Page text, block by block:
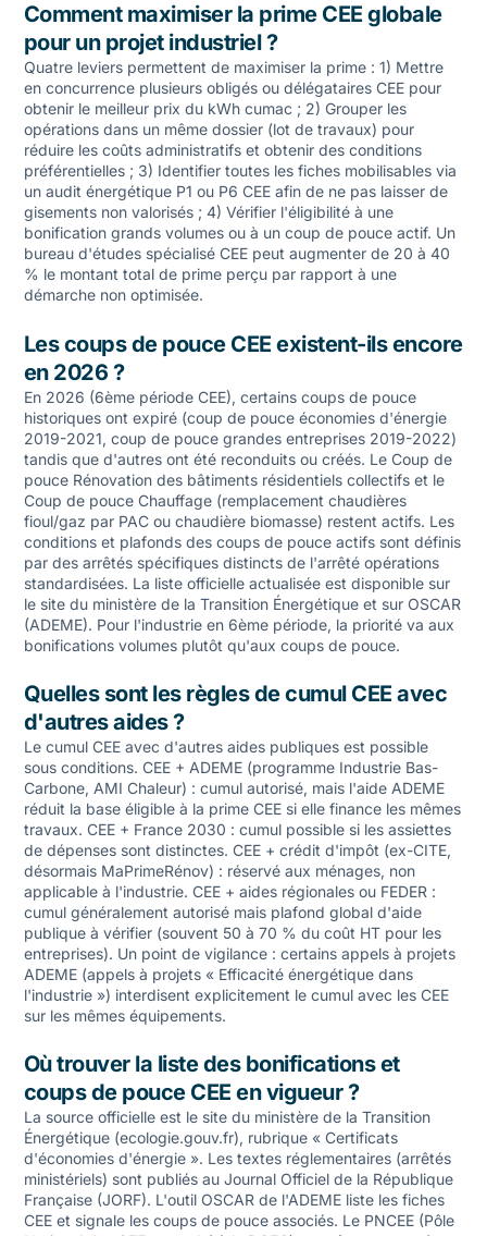
Comment maximiser la prime CEE globale
pour un projet industriel ?
Quatre leviers permettent de maximiser la prime : 1) Mettre
en concurrence plusieurs obligés ou délégataires CEE pour
obtenir le meilleur prix du kWh cumac ; 2) Grouper les
opérations dans un même dossier (lot de travaux) pour
réduire les coûts administratifs et obtenir des conditions
préférentielles ; 3) Identifier toutes les fiches mobilisables via
un audit énergétique P1 ou P6 CEE afin de ne pas laisser de
gisements non valorisés ; 4) Vérifier l'éligibilité à une
bonification grands volumes ou à un coup de pouce actif. Un
bureau d'études spécialisé CEE peut augmenter de 20 à 40
% le montant total de prime perçu par rapport à une
démarche non optimisée.
Les coups de pouce CEE existent-ils encore
en 2026 ?
En 2026 (6ème période CEE), certains coups de pouce
historiques ont expiré (coup de pouce économies d'énergie
2019-2021, coup de pouce grandes entreprises 2019-2022)
tandis que d'autres ont été reconduits ou créés. Le Coup de
pouce Rénovation des bâtiments résidentiels collectifs et le
Coup de pouce Chauffage (remplacement chaudières
fioul/gaz par PAC ou chaudière biomasse) restent actifs. Les
conditions et plafonds des coups de pouce actifs sont définis
par des arrêtés spécifiques distincts de l'arrêté opérations
standardisées. La liste officielle actualisée est disponible sur
le site du ministère de la Transition Énergétique et sur OSCAR
(ADEME). Pour l'industrie en 6ème période, la priorité va aux
bonifications volumes plutôt qu'aux coups de pouce.
Quelles sont les règles de cumul CEE avec
d'autres aides ?
Le cumul CEE avec d'autres aides publiques est possible
sous conditions. CEE + ADEME (programme Industrie Bas-
Carbone, AMI Chaleur) : cumul autorisé, mais l'aide ADEME
réduit la base éligible à la prime CEE si elle finance les mêmes
travaux. CEE + France 2030 : cumul possible si les assiettes
de dépenses sont distinctes. CEE + crédit d'impôt (ex-CITE,
désormais MaPrimeRénov) : réservé aux ménages, non
applicable à l'industrie. CEE + aides régionales ou FEDER :
cumul généralement autorisé mais plafond global d'aide
publique à vérifier (souvent 50 à 70 % du coût HT pour les
entreprises). Un point de vigilance : certains appels à projets
ADEME (appels à projets « Efficacité énergétique dans
l'industrie ») interdisent explicitement le cumul avec les CEE
sur les mêmes équipements.
Où trouver la liste des bonifications et
coups de pouce CEE en vigueur ?
La source officielle est le site du ministère de la Transition
Énergétique (ecologie.gouv.fr), rubrique « Certificats
d'économies d'énergie ». Les textes réglementaires (arrêtés
ministériels) sont publiés au Journal Officiel de la République
Française (JORF). L'outil OSCAR de l'ADEME liste les fiches
CEE et signale les coups de pouce associés. Le PNCEE (Pôle